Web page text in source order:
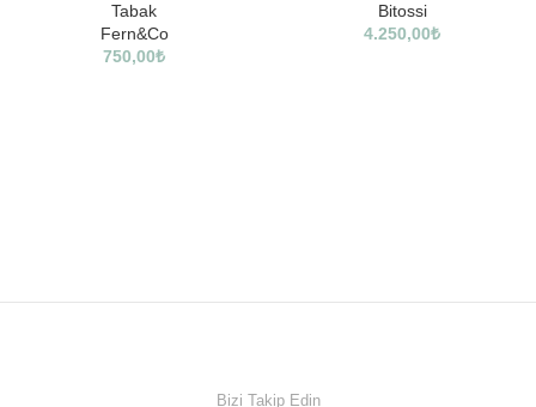
Tabak
Fern&Co
750,00₺
Bitossi
4.250,00₺
Bizi Takip Edin